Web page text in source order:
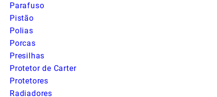
Parafuso
Pistão
Polias
Porcas
Presilhas
Protetor de Carter
Protetores
Radiadores